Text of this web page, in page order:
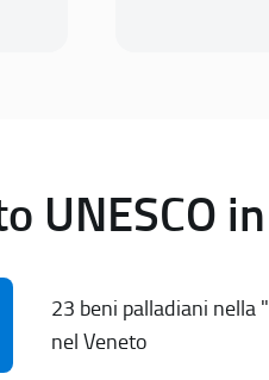
UNESCO
23 beni palladiani nella
nel Veneto